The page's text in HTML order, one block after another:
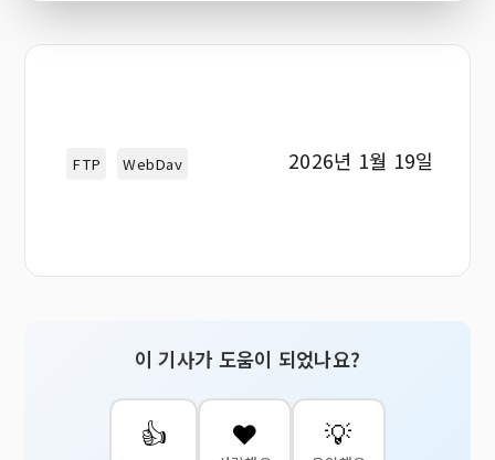
FTP WebDav 2026년 1월 19일
이 기사가 도움이 되었나요?
👍 ❤️ 💡